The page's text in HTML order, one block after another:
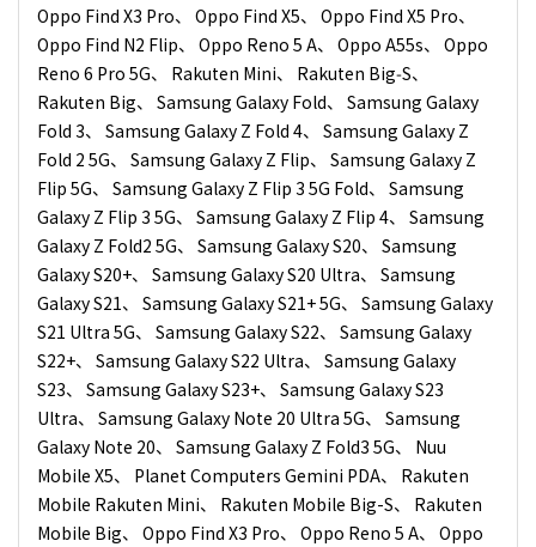
Oppo Find X3 Pro、 Oppo Find X5、 Oppo Find X5 Pro、
Oppo Find N2 Flip、 Oppo Reno 5 A、 Oppo A55s、 Oppo
Reno 6 Pro 5G、 Rakuten Mini、 Rakuten Big‑S、
Rakuten Big、 Samsung Galaxy Fold、 Samsung Galaxy
Fold 3、 Samsung Galaxy Z Fold 4、 Samsung Galaxy Z
Fold 2 5G、 Samsung Galaxy Z Flip、 Samsung Galaxy Z
Flip 5G、 Samsung Galaxy Z Flip 3 5G Fold、 Samsung
Galaxy Z Flip 3 5G、 Samsung Galaxy Z Flip 4、 Samsung
Galaxy Z Fold2 5G、 Samsung Galaxy S20、 Samsung
Galaxy S20+、 Samsung Galaxy S20 Ultra、 Samsung
Galaxy S21、 Samsung Galaxy S21+ 5G、 Samsung Galaxy
S21 Ultra 5G、 Samsung Galaxy S22、 Samsung Galaxy
S22+、 Samsung Galaxy S22 Ultra、 Samsung Galaxy
S23、 Samsung Galaxy S23+、 Samsung Galaxy S23
Ultra、 Samsung Galaxy Note 20 Ultra 5G、 Samsung
Galaxy Note 20、 Samsung Galaxy Z Fold3 5G、 Nuu
Mobile X5、 Planet Computers Gemini PDA、 Rakuten
Mobile Rakuten Mini、 Rakuten Mobile Big-S、 Rakuten
Mobile Big、 Oppo Find X3 Pro、 Oppo Reno 5 A、 Oppo